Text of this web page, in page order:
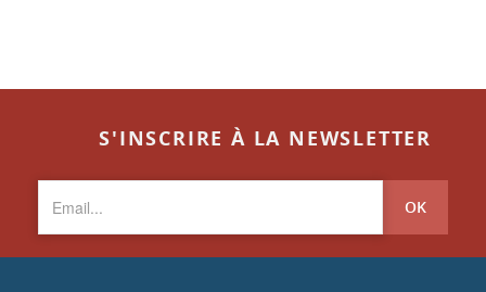
S'INSCRIRE À LA NEWSLETTER
OK